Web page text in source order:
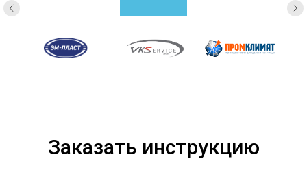
Заказать инструкцию